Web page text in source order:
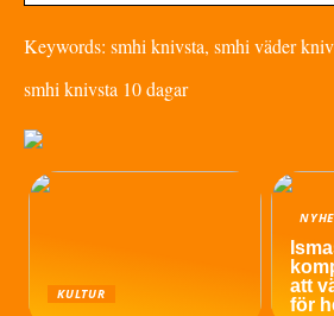
Keywords: smhi knivsta, smhi väder
smhi knivsta 10 dagar
KULTUR
att
för